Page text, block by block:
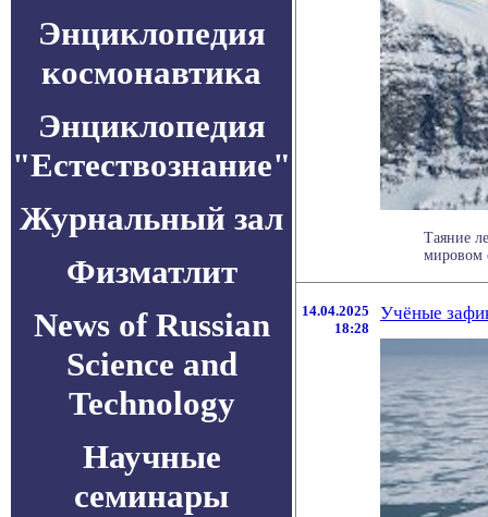
Энциклопедия
космонавтика
Энциклопедия
"Естествознание"
Журнальный зал
Физматлит
News of Russian
Science and
Technology
Научные
семинары
Таяние
мировом
14.04.2025
18:28
Учёные